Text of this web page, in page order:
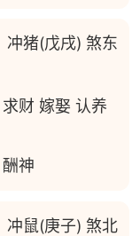
冲猪(戊戌) 煞东
财 嫁娶 认养
神
冲鼠(庚子) 煞北